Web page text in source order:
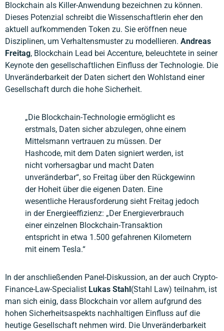
Blockchain als Killer-Anwendung bezeichnen zu können.
Dieses Potenzial schreibt die Wissenschaftlerin eher den
aktuell aufkommenden Token zu. Sie eröffnen neue
Disziplinen, um Verhaltensmuster zu modellieren. Andreas
Freitag, Blockchain Lead bei Accenture, beleuchtete in seiner
Keynote den gesellschaftlichen Einfluss der Technologie. Die
Unveränderbarkeit der Daten sichert den Wohlstand einer
Gesellschaft durch die hohe Sicherheit.
„Die Blockchain-Technologie ermöglicht es
erstmals, Daten sicher abzulegen, ohne einem
Mittelsmann vertrauen zu müssen. Der
Hashcode, mit dem Daten signiert werden, ist
nicht vorhersagbar und macht Daten
unveränderbar“, so Freitag über den Rückgewinn
der Hoheit über die eigenen Daten. Eine
wesentliche Herausforderung sieht Freitag jedoch
in der Energieeffizienz: „Der Energieverbrauch
einer einzelnen Blockchain-Transaktion
entspricht in etwa 1.500 gefahrenen Kilometern
mit einem Tesla.“
In der anschließenden Panel-Diskussion, an der auch Crypto-
Finance-Law-Specialist Lukas Stahl (Stahl Law) teilnahm, ist
man sich einig, dass Blockchain vor allem aufgrund des
hohen Sicherheitsaspekts nachhaltigen Einfluss auf die
heutige Gesellschaft nehmen wird. Die Unveränderbarkeit